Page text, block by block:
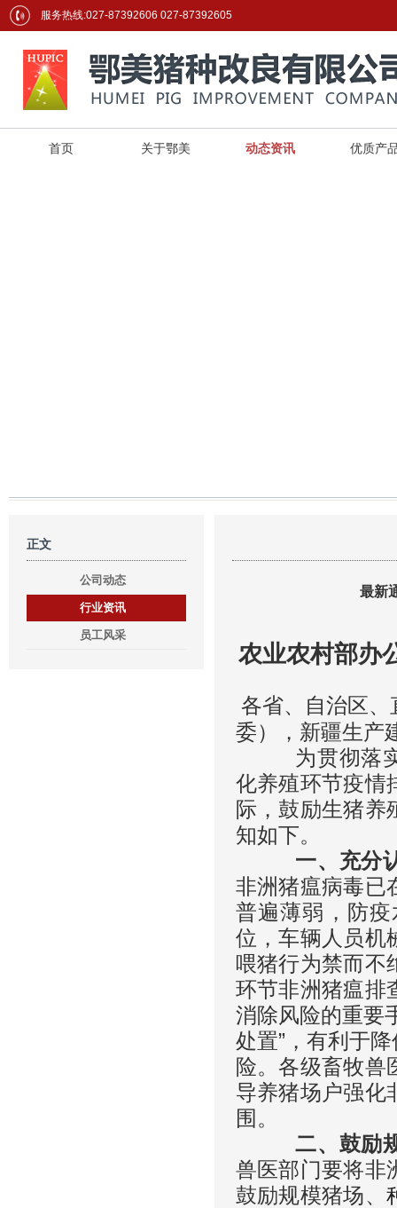
服务热线:027-87392606 027-87392605
首页 关于鄂美 动态资讯 优质产
正文
公司动态
行业资讯
员工风采
最新
农业农村部办
各省、自治区
委），新疆生产
为贯彻落实
化养殖环节疫情
际，鼓励生猪养
知如下。
一、充分认
非洲猪瘟病毒已
普遍薄弱，防
位，车辆人员机
喂猪行为禁而不
环节非洲猪瘟排
消除风险的重要
处置”，有利于
险。各级畜牧兽
导养猪场户强化
围。
二、鼓励规
兽医部门要将非
鼓励规模猪场、